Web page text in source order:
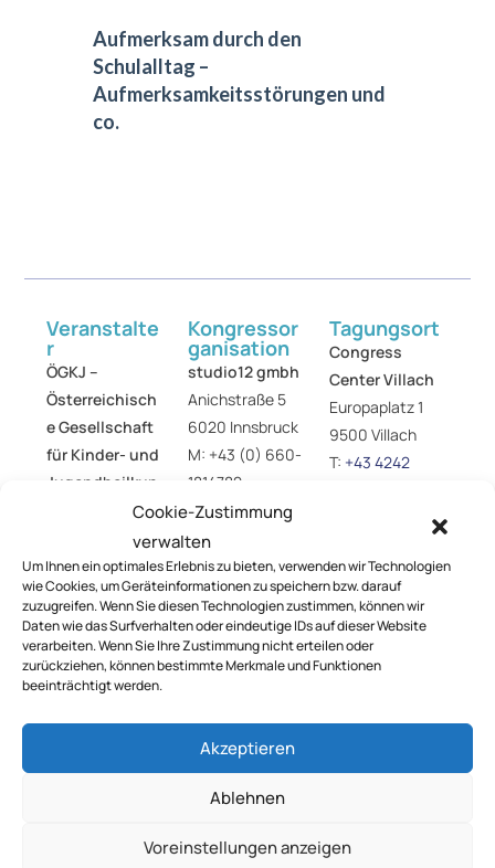
Cookie-Zustimmung
verwalten
Um Ihnen ein optimales Erlebnis zu bieten, verwenden wir Technologien
wie Cookies, um Geräteinformationen zu speichern bzw. darauf
zuzugreifen. Wenn Sie diesen Technologien zustimmen, können wir
Daten wie das Surfverhalten oder eindeutige IDs auf dieser Website
verarbeiten. Wenn Sie Ihre Zustimmung nicht erteilen oder
zurückziehen, können bestimmte Merkmale und Funktionen
beeinträchtigt werden.
Akzeptieren
Ablehnen
Voreinstellungen anzeigen
Aufmerksam durch den
Schulalltag –
Aufmerksamkeitsstörungen und
co.
Veranstalte
r
ÖGKJ​ –
Österreichisch
e Gesellschaft
für Kinder- und
Jugendheilkun
Anichstraße 5
6020 Innsbruck
T:+43 (0) 512-
890438
E:oegkj@studio
12.at
e.at
Kongressor
ganisation
studio12 gmbh
Anichstraße 5
6020 Innsbruck
M: +43 (0) 660-
1814782
E:
sol@studio12.at
I:www.studio12.
at
Tagungsort
Congress
Center Villach
Europaplatz 1
9500 Villach
T: +43 4242
office@ccv.at